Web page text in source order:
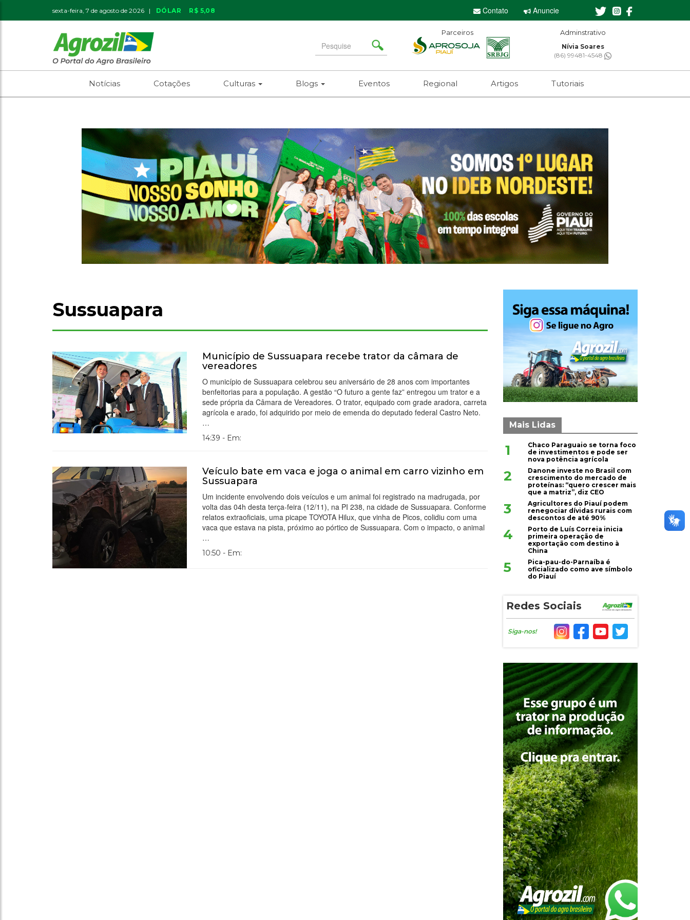
sexta-feira, 7 de agosto de 2026 | DÓLAR R$ 5,08 Contato Anuncie
Search
for
Parceiros Adminstrativo
Nívia Soares
(86) 99481-4548
Notícias Cotações Culturas Blogs Eventos Regional Artigos Tutoriais
Sussuapara
Município de Sussuapara recebe trator da câmara de
vereadores
O município de Sussuapara celebrou seu aniversário de 28 anos com importantes
benfeitorias para a população. A gestão “O futuro a gente faz” entregou um trator e a
sede própria da Câmara de Vereadores. O trator, equipado com grade aradora, carreta
agrícola e arado, foi adquirido por meio de emenda do deputado federal Castro Neto.
…
14:39 - Em:
Veículo bate em vaca e joga o animal em carro vizinho em
Sussuapara
Um incidente envolvendo dois veículos e um animal foi registrado na madrugada, por
volta das 04h desta terça-feira (12/11), na PI 238, na cidade de Sussuapara. Conforme
relatos extraoficiais, uma picape TOYOTA Hilux, que vinha de Picos, colidiu com uma
vaca que estava na pista, próximo ao pórtico de Sussuapara. Com o impacto, o animal
…
10:50 - Em:
Mais Lidas
1
Chaco Paraguaio se torna foco
de investimentos e pode ser
nova potência agrícola
2
Danone investe no Brasil com
crescimento do mercado de
proteínas: “quero crescer mais
que a matriz”, diz CEO
3
Agricultores do Piauí podem
renegociar dívidas rurais com
descontos de até 90%
4
Porto de Luís Correia inicia
primeira operação de
exportação com destino à
China
5
Pica-pau-do-Parnaíba é
oficializado como ave símbolo
do Piauí
Redes Sociais
Siga-nos!